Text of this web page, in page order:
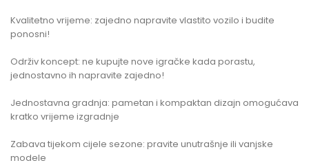
Kvalitetno vrijeme: zajedno napravite vlastito vozilo i budite
ponosni!
Održiv koncept: ne kupujte nove igračke kada porastu,
jednostavno ih napravite zajedno!
Jednostavna gradnja: pametan i kompaktan dizajn omogućava
kratko vrijeme izgradnje
Zabava tijekom cijele sezone: pravite unutrašnje ili vanjske
modele